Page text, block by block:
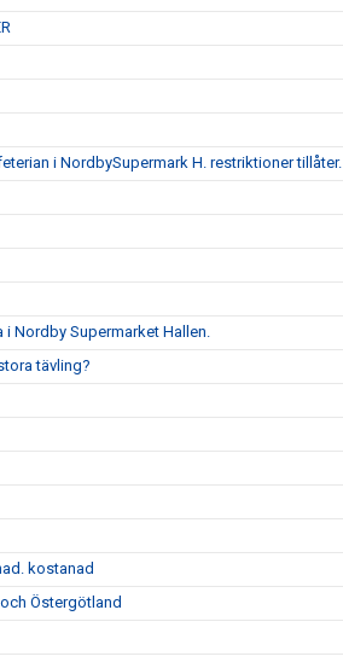
i NordbySupermark H. restriktioner tillåter.
i Nordby Supermarket Hallen.
tävling?
kostanad
Östergötland